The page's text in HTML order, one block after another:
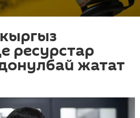
ресурстар
жатат